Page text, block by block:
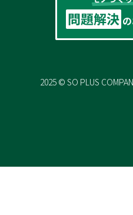
2025 © SO PLUS